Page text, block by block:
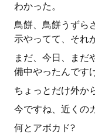
わかった。
鳥餅、鳥餅うずら
示やってて、それ
まだ、今日、まだ
備中やったんです
ちょっとだけ外か
今ですね、近くの
何とアボカド?